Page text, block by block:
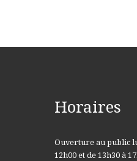
Horaires
Ouverture au public
12h00 et de 13h30 à